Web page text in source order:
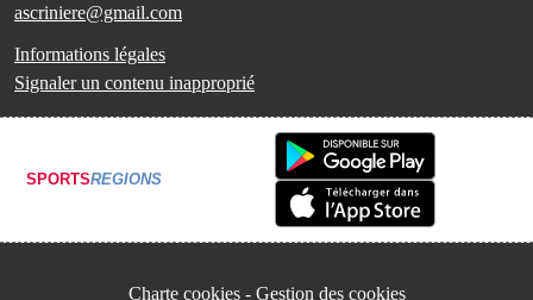
ascriniere@gmail.com
Informations légales
Signaler un contenu inapproprié
SPORTSREGIONS
Charte cookies Gestion des cookies